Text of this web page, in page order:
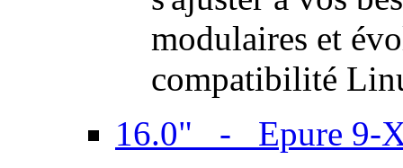
modulaires et
compatibilité
16.0" - Epure 9-